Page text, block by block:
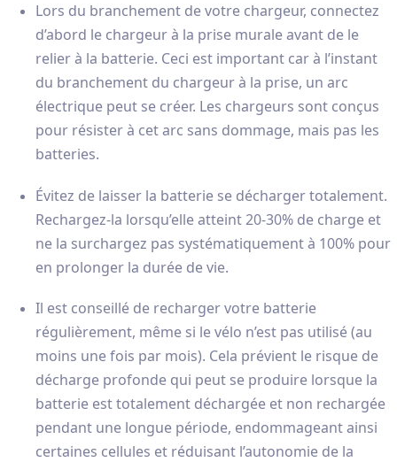
Lors du branchement de votre chargeur, connectez
d’abord le chargeur à la prise murale avant de le
relier à la batterie. Ceci est important car à l’instant
du branchement du chargeur à la prise, un arc
électrique peut se créer. Les chargeurs sont conçus
pour résister à cet arc sans dommage, mais pas les
batteries.
Évitez de laisser la batterie se décharger totalement.
Rechargez-la lorsqu’elle atteint 20-30% de charge et
ne la surchargez pas systématiquement à 100% pour
en prolonger la durée de vie.
Il est conseillé de recharger votre batterie
régulièrement, même si le vélo n’est pas utilisé (au
moins une fois par mois). Cela prévient le risque de
décharge profonde qui peut se produire lorsque la
batterie est totalement déchargée et non rechargée
pendant une longue période, endommageant ainsi
certaines cellules et réduisant l’autonomie de la